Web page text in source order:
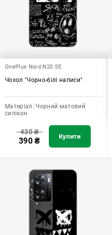
OnePlus Nord N20 SE
Чохол "Чорно-білі написи"
Матеріал: Чорний матовий
силікон
430₴
390₴ Купити